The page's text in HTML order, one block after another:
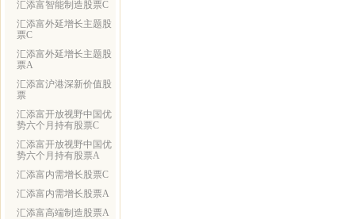
汇添富智能制造股票C
汇添富外延增长主题股
票C
汇添富外延增长主题股
票A
汇添富沪港深新价值股
票
汇添富开放视野中国优
势六个月持有股票C
汇添富开放视野中国优
势六个月持有股票A
汇添富内需增长股票C
汇添富内需增长股票A
汇添富高端制造股票A